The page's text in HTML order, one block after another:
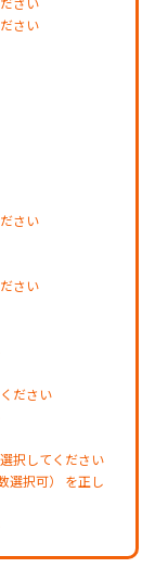
さい
さい
さい
ださい
択してください
選択可） を正し